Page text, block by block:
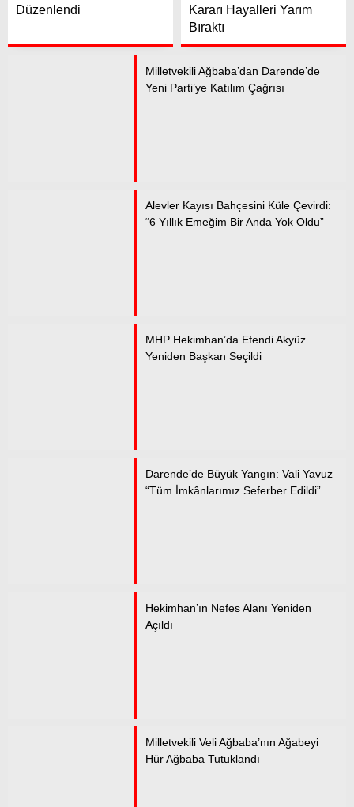
Düzenlendi
Kararı Hayalleri Yarım
Bıraktı
Milletvekili Ağbaba’dan Darende’de
Yeni Parti’ye Katılım Çağrısı
Alevler Kayısı Bahçesini Küle Çevirdi:
“6 Yıllık Emeğim Bir Anda Yok Oldu”
MHP Hekimhan’da Efendi Akyüz
Yeniden Başkan Seçildi
Darende’de Büyük Yangın: Vali Yavuz
“Tüm İmkânlarımız Seferber Edildi”
Hekimhan’ın Nefes Alanı Yeniden
Açıldı
Milletvekili Veli Ağbaba’nın Ağabeyi
Hür Ağbaba Tutuklandı